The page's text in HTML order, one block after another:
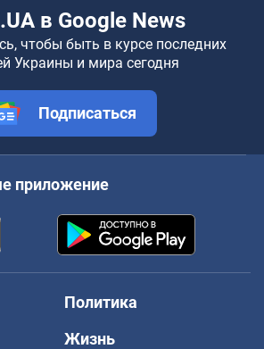
в Google News
чтобы быть в курсе последних
Украины и мира сегодня
Подписаться
приложение
Политика
Жизнь